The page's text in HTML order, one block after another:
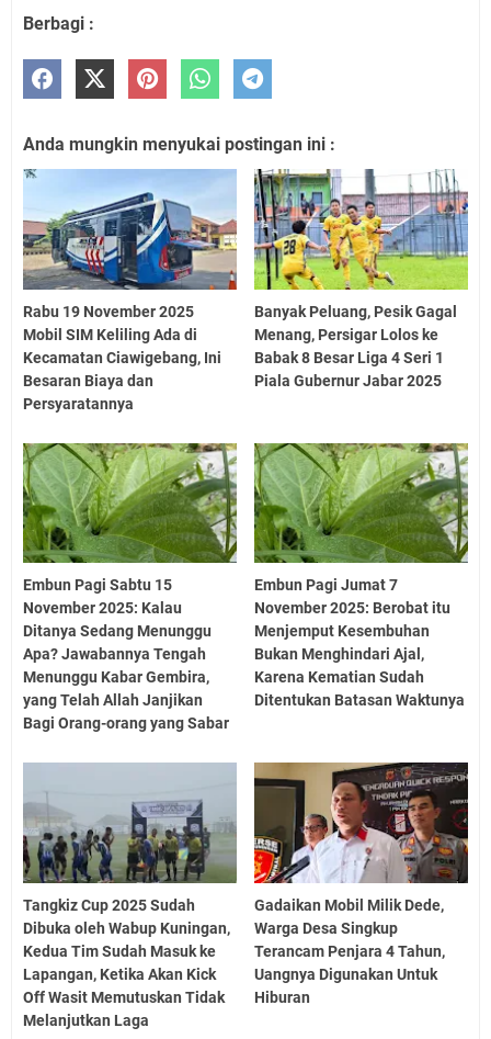
Berbagi :
Anda mungkin menyukai postingan ini :
Rabu 19 November 2025
Mobil SIM Keliling Ada di
Kecamatan Ciawigebang, Ini
Besaran Biaya dan
Persyaratannya
Banyak Peluang, Pesik Gagal
Menang, Persigar Lolos ke
Babak 8 Besar Liga 4 Seri 1
Piala Gubernur Jabar 2025
Embun Pagi Sabtu 15
November 2025: Kalau
Ditanya Sedang Menunggu
Apa? Jawabannya Tengah
Menunggu Kabar Gembira,
yang Telah Allah Janjikan
Bagi Orang-orang yang Sabar
Embun Pagi Jumat 7
November 2025: Berobat itu
Menjemput Kesembuhan
Bukan Menghindari Ajal,
Karena Kematian Sudah
Ditentukan Batasan Waktunya
Tangkiz Cup 2025 Sudah
Dibuka oleh Wabup Kuningan,
Kedua Tim Sudah Masuk ke
Lapangan, Ketika Akan Kick
Off Wasit Memutuskan Tidak
Melanjutkan Laga
Gadaikan Mobil Milik Dede,
Warga Desa Singkup
Terancam Penjara 4 Tahun,
Uangnya Digunakan Untuk
Hiburan